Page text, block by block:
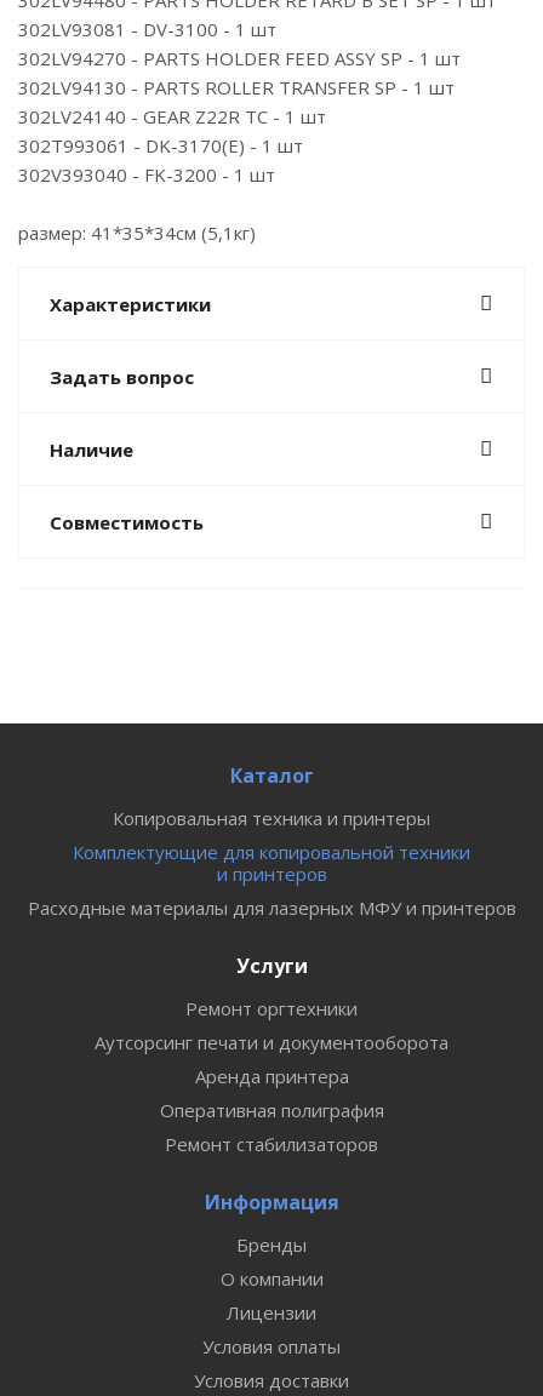
302LV93081 - DV-3100 - 1 шт
302LV94270 - PARTS HOLDER FEED ASSY SP - 1 шт
302LV94130 - PARTS ROLLER TRANSFER SP - 1 шт
302LV24140 - GEAR Z22R TC - 1 шт
302T993061 - DK-3170(E) - 1 шт
302V393040 - FK-3200 - 1 шт
размер: 41*35*34см (5,1кг)
Характеристики
Задать вопрос
Наличие
Совместимость
Каталог
Копировальная техника и принтеры
Комплектующие для копировальной техники
и принтеров
Расходные материалы для лазерных МФУ и принтеров
Услуги
Ремонт оргтехники
Аутсорсинг печати и документооборота
Аренда принтера
Оперативная полиграфия
Ремонт стабилизаторов
Информация
Бренды
О компании
Лицензии
Условия оплаты
Условия доставки